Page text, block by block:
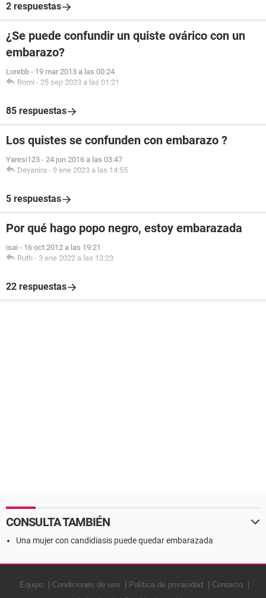
2 respuestas
¿Se puede confundir un quiste ovárico con un
embarazo?
Lorebb - 19 mar 2013 a las 00:24
Romi - 25 sep 2023 a las 01:21
85 respuestas
Los quistes se confunden con embarazo ?
Yaresi123 - 24 jun 2016 a las 03:47
Deyanira - 9 ene 2023 a las 14:55
5 respuestas
Por qué hago popo negro, estoy embarazada
isai - 16 oct 2012 a las 19:21
Ruth - 3 ene 2022 a las 13:23
22 respuestas
CONSULTA TAMBIÉN
Una mujer con candidiasis puede quedar embarazada
Equipo Condiciones de uso Política de privacidad
Contacto